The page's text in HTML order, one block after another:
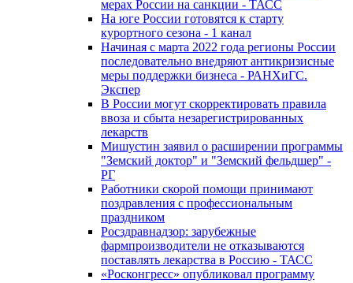
мерах России на санкции - ТАСС
На юге России готовятся к старту
курортного сезона - 1 канал
Начиная с марта 2022 года регионы России
последовательно внедряют антикризисные
меры поддержки бизнеса - РАНХиГС.
Экспер
В России могут скорректировать правила
ввоза и сбыта незарегистрированных
лекарств
Мишустин заявил о расширении программы
"Земский доктор" и "Земский фельдшер" -
РГ
Работники скорой помощи принимают
поздравления с профессиональным
праздником
Росздравнадзор: зарубежные
фармпроизводители не отказываются
поставлять лекарства в Россию - ТАСС
«Росконгресс» опубликовал программу